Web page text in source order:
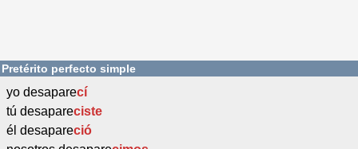
Pretérito perfecto simple
yo desaparecí
tú desapareciste
él desapareció